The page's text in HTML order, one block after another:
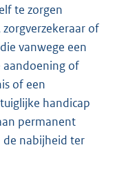
te zorgen
of
vanwege een
aandoening of
of een
handicap
permanent
de nabijheid ter